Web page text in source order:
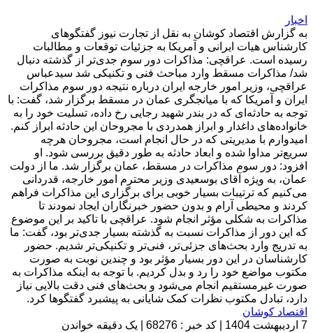
اخبار
به گزارش اقتصاد کوشان به نقل از تجارت نیوز گفتگوهای
کارشناس هیات ایرانی و آمریکا به جزئیات توقعات و مطالبات
رسیده است. عراقچی: مذاکرات دور سوم جدی‌تر از گذشته دنبال
شد/ مذاکرات مسقط وارد مباحث فنی و تکنیکی شد سیدعباس
عراقچی، وزیر امور خارجه ایران درباره نتیجه دور سوم مذاکرات
ایران و آمریکا که با میانجگری عمان در مسقط برگزار شد، گفت: با
توجه به حادثه‌ای که در بندر شهید رجایی رخ داده، تسلیت خود را به
خانواده‌های داغدار و ابراز همدردی با مجروحان این حادثه ابراز کنم.
امیدوارم با مدیریتی که در حال انجام است، مجروحان هرچه
سریع‌تر مداوا شده و ابعاد حادثه به طور دقیق بررسی شود. او
افزود: دور سوم مذاکرات در مسقط، عمان برگزار شد. ما از دولت
عمان، به ویژه آقای بوسعیدی وزیر محترم امور خارجه، قدردانی
می‌کنیم که ترتیبات بسیار خوبی برای برگزاری این مذاکرات فراهم
کردند و محیطی آرام و بدون حضور خبرنگاران ایجاد نمودند تا
مذاکرات به شکلی مؤثر انجام شود. عراقچی با تاکید بر این موضوع
که این دور از مذاکرات نسبت به گذشته بسیار جدی‌تر بود، گفت: ما
به تدریج وارد بحث‌های جزئی‌تر، فنی‌تر و تکنیکی‌تر شدیم. حضور
کارشناسان در این دور بسیار مؤثر بود و چندین نوبت به صورت
مکتوب مواضع خود را رد و بدل کردیم. با توجه به اینکه مذاکرات به
صورت غیرمستقیم انجام می‌شود و بحث‌های فنی دقت بالایی نیاز
دارد، تبادل مکتوب نظرات کمک شایانی به پیشبرد گفتگوها کرد.
اقتصاد کوشان
7 اردیبهشت 1404
کد خبر : 68276
یک دقیقه خواندن